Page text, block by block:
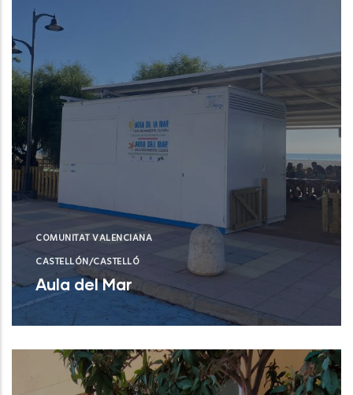
COMUNITAT VALENCIANA
CASTELLÓN/CASTELLÓ
Aula del Mar
Xilxes (Castelló/Castellón)